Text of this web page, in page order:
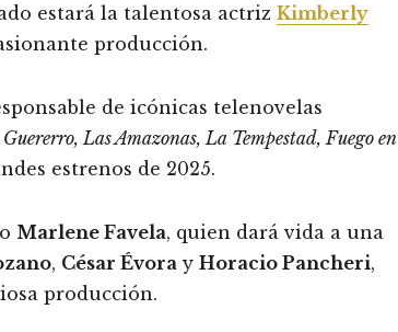
estará la talentosa actriz Kimberly
producción.
de icónicas telenovelas
Las Amazonas, La Tempestad, Fuego en
estrenos de 2025.
Marlene Favela, quien dará vida a una
, César Évora y Horacio Pancheri,
producción.